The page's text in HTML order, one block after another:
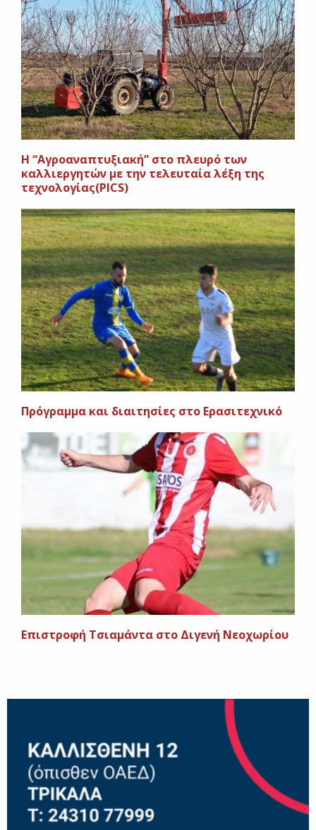
H “Aγροαναπτυξιακή” στο πλευρό των
καλλιεργητών με την τελευταία λέξη της
τεχνολογίας(PICS)
Πρόγραμμα και διαιτησίες στο Ερασιτεχνικό
Επιστροφή Τσιαμάντα στο Διγενή Νεοχωρίου